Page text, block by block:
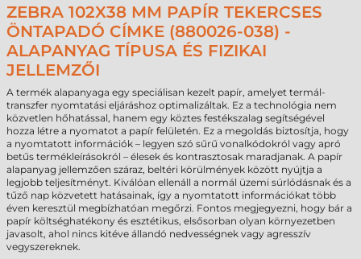
ZEBRA 102X38 MM PAPÍR TEKERCSES
ÖNTAPADÓ CÍMKE (880026-038) -
ALAPANYAG TÍPUSA ÉS FIZIKAI
JELLEMZŐI
A termék alapanyaga egy speciálisan kezelt papír, amelyet termál-
transzfer nyomtatási eljáráshoz optimalizáltak. Ez a technológia nem
közvetlen hőhatással, hanem egy köztes festékszalag segítségével
hozza létre a nyomatot a papír felületén. Ez a megoldás biztosítja, hogy
a nyomtatott információk – legyen szó sűrű vonalkódokról vagy apró
betűs termékleírásokról – élesek és kontrasztosak maradjanak. A papír
alapanyag jellemzően száraz, beltéri körülmények között nyújtja a
legjobb teljesítményt. Kiválóan ellenáll a normál üzemi súrlódásnak és a
tűző nap közvetett hatásainak, így a nyomtatott információkat több
éven keresztül megbízhatóan megőrzi. Fontos megjegyezni, hogy bár a
papír költséghatékony és esztétikus, elsősorban olyan környezetben
javasolt, ahol nincs kitéve állandó nedvességnek vagy agresszív
vegyszereknek.